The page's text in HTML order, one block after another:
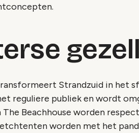
Strandzuid in het
reguliere publiek en wordt
The Beachhouse worden
worden met het